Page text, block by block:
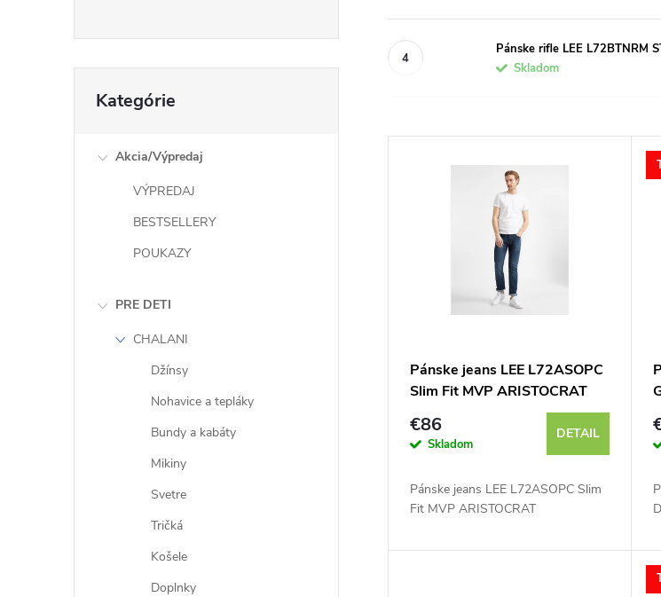
kategórie
Kategórie
Akcia/Výpredaj
VÝPREDAJ
BESTSELLERY
POUKAZY
PRE DETI
CHALANI
Džínsy
Nohavice a tepláky
Bundy a kabáty
Mikiny
Svetre
Tričká
Košele
Doplnky
Pánske rifle LEE L72BTNRM
Skladom
u
Pánske jeans LEE L72ASOPC
Slim Fit MVP ARISTOCRAT
€86
Skladom
DETAIL
Pánske jeans LEE L72ASOPC Slim
Fit MVP ARISTOCRAT